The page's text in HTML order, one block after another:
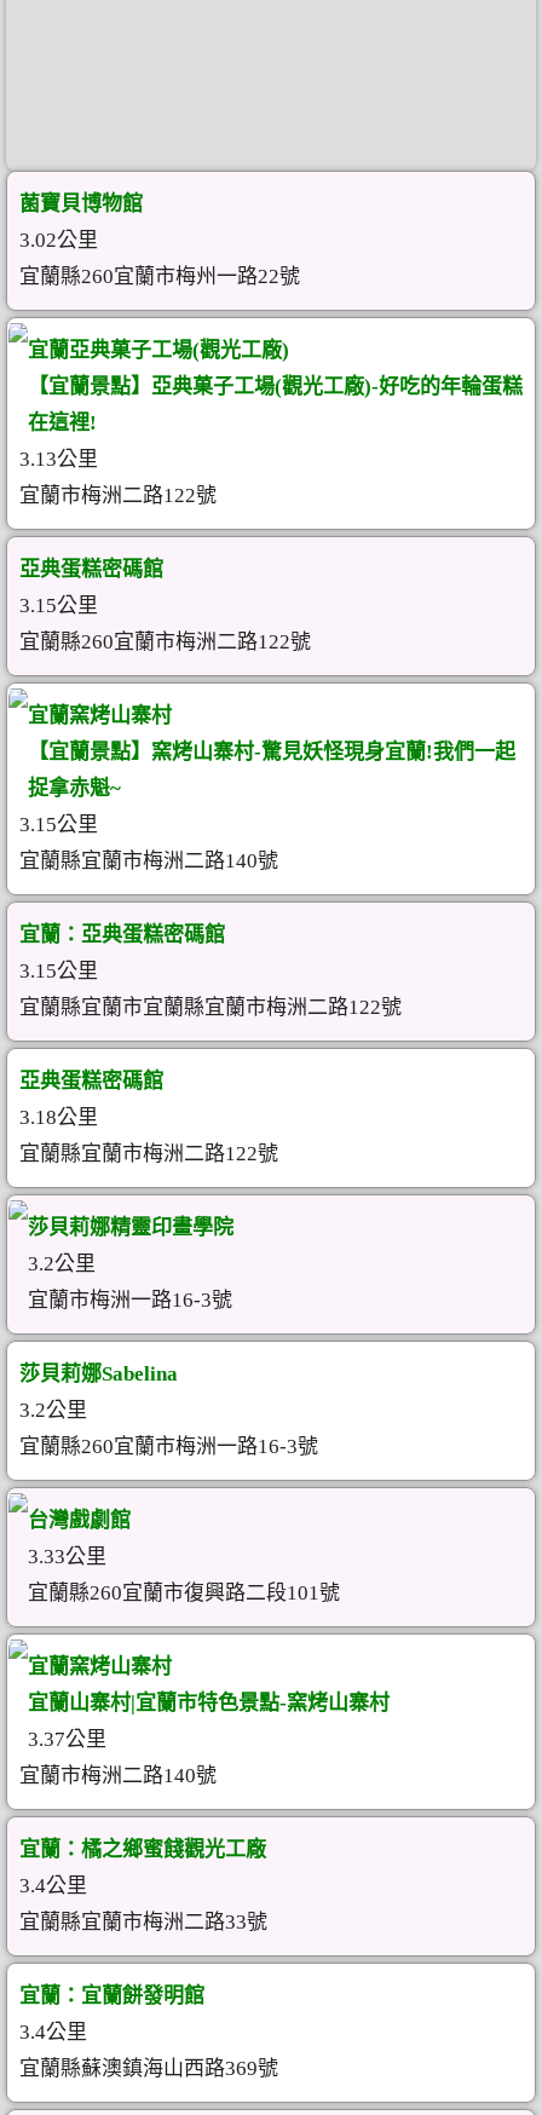
菌寶貝博物館
3.02公里
宜蘭縣260宜蘭市梅州一路22號
宜蘭亞典菓子工場(觀光工廠)
【宜蘭景點】亞典菓子工場(觀光工廠)-好吃的年輪蛋糕
在這裡!
3.13公里
宜蘭市梅洲二路122號
亞典蛋糕密碼館
3.15公里
宜蘭縣260宜蘭市梅洲二路122號
宜蘭窯烤山寨村
【宜蘭景點】窯烤山寨村-驚見妖怪現身宜蘭!我們一起
捉拿赤魁~
3.15公里
宜蘭縣宜蘭市梅洲二路140號
宜蘭：亞典蛋糕密碼館
3.15公里
宜蘭縣宜蘭市宜蘭縣宜蘭市梅洲二路122號
亞典蛋糕密碼館
3.18公里
宜蘭縣宜蘭市梅洲二路122號
莎貝莉娜精靈印畫學院
3.2公里
宜蘭市梅洲一路16-3號
莎貝莉娜Sabelina
3.2公里
宜蘭縣260宜蘭市梅洲一路16-3號
台灣戲劇館
3.33公里
宜蘭縣260宜蘭市復興路二段101號
宜蘭窯烤山寨村
宜蘭山寨村|宜蘭市特色景點-窯烤山寨村
3.37公里
宜蘭市梅洲二路140號
宜蘭：橘之鄉蜜餞觀光工廠
3.4公里
宜蘭縣宜蘭市梅洲二路33號
宜蘭：宜蘭餅發明館
3.4公里
宜蘭縣蘇澳鎮海山西路369號